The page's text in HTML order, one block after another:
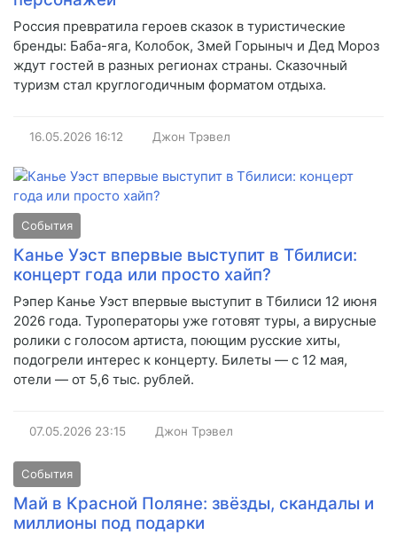
Россия превратила героев сказок в туристические
бренды: Баба-яга, Колобок, Змей Горыныч и Дед Мороз
ждут гостей в разных регионах страны. Сказочный
туризм стал круглогодичным форматом отдыха.
16.05.2026 16:12 Джон Трэвел
События
Канье Уэст впервые выступит в Тбилиси:
концерт года или просто хайп?
Рэпер Канье Уэст впервые выступит в Тбилиси 12 июня
2026 года. Туроператоры уже готовят туры, а вирусные
ролики с голосом артиста, поющим русские хиты,
подогрели интерес к концерту. Билеты — с 12 мая,
отели — от 5,6 тыс. рублей.
07.05.2026 23:15 Джон Трэвел
События
Май в Красной Поляне: звёзды, скандалы и
миллионы под подарки